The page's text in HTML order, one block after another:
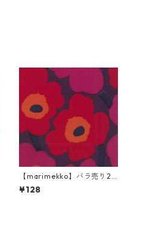
【marimekko】バラ売り2
枚 ランチサイズ ペーパーナ
プキン UNIKKO モーブ
¥128